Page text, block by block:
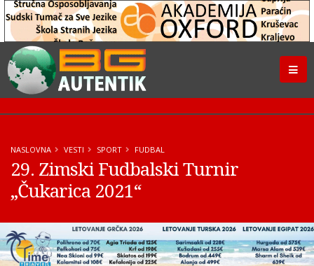
NASLOVNA VESTI SPORT FUDBAL
29. Zimski Fudbalski Turnir
„Čukarica 2021“